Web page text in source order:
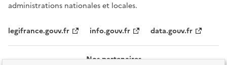
administrations nationales et locales.
legifrance.gouv.fr info.gouv.fr data.gouv.fr
Nos partenaires